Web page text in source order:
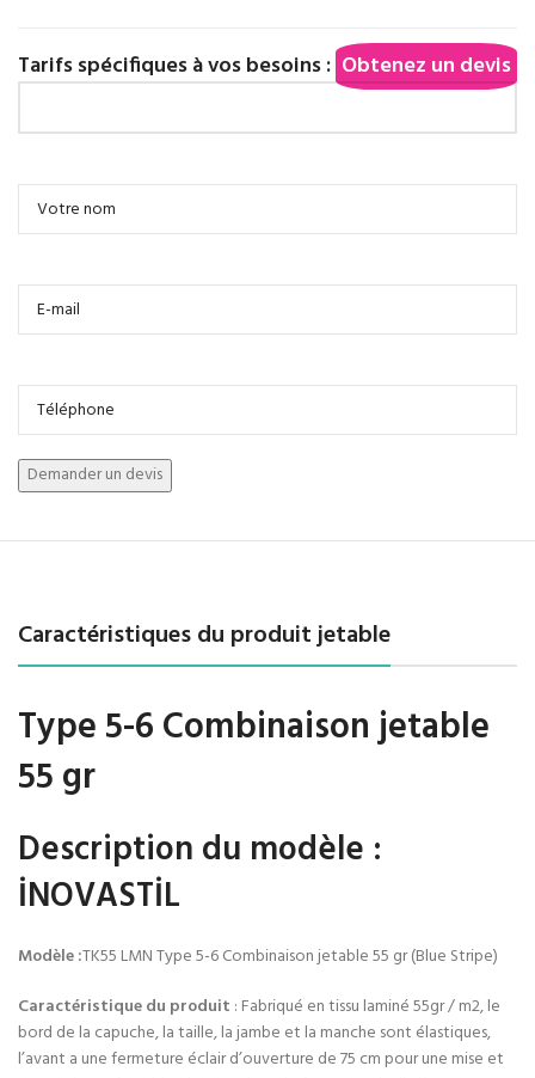
Tarifs spécifiques à vos besoins : Obtenez un devis
Caractéristiques du produit jetable
Type 5-6 Combinaison jetable
55 gr
Description du modèle :
İNOVASTİL
Modèle :TK55 LMN Type 5-6 Combinaison jetable 55 gr (Blue Stripe)
Caractéristique du produit : Fabriqué en tissu laminé 55gr / m2, le
bord de la capuche, la taille, la jambe et la manche sont élastiques,
l’avant a une fermeture éclair d’ouverture de 75 cm pour une mise et